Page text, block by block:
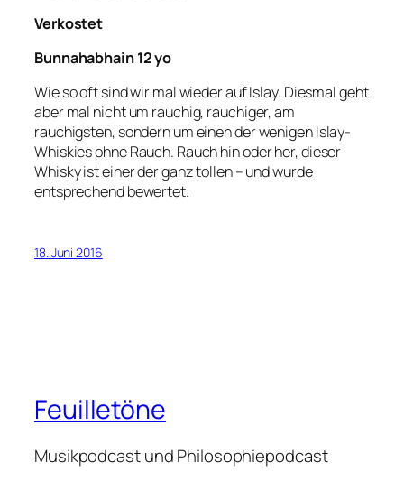
Verkostet
Bunnahabhain 12 yo
Wie so oft sind wir mal wieder auf Islay. Diesmal geht
aber mal nicht um rauchig, rauchiger, am
rauchigsten, sondern um einen der wenigen Islay-
Whiskies ohne Rauch. Rauch hin oder her, dieser
Whisky ist einer der ganz tollen – und wurde
entsprechend bewertet.
18. Juni 2016
Feuilletöne
Musikpodcast und Philosophiepodcast